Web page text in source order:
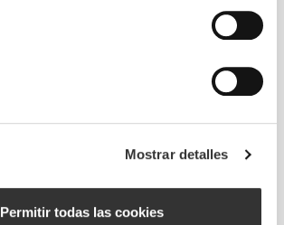
Mostrar detalles
Permitir todas las cookies